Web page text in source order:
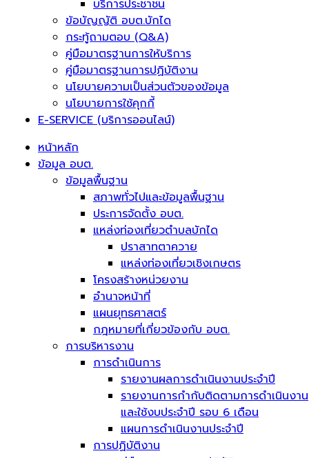
บริการประชาชน
ข้อบัญญัติ อบต.บักได
กระทู้ถามตอบ (Q&A)
คู่มือมาตรฐานการให้บริการ
คู่มือมาตรฐานการปฏิบัติงาน
นโยบายความเป็นส่วนตัวของข้อมูล
นโยบายการใช้คุกกี้
E-SERVICE (บริการออนไลน์)
หน้าหลัก
ข้อมูล อบต.
ข้อมูลพื้นฐาน
สภาพทั่วไปและข้อมูลพื้นฐาน
ประการจัดตั้ง อบต.
แหล่งท่องเที่ยวตำบลบักได
ปราสาทตาควาย
แหล่งท่องเที่ยวเชิงเกษตร
โครงสร้างหน่วยงาน
อำนาจหน้าที่
แผนยุทธศาสตร์
กฎหมายที่เกี่ยวข้องกับ อบต.
การบริหารงาน
การดำเนินการ
รายงานผลการดำเนินงานประจำปี
รายงานการกำกับติดตามการดำเนินงาน
และใช้งบประจำปี รอบ 6 เดือน
แผนการดำเนินงานประจำปี
การปฏิบัติงาน